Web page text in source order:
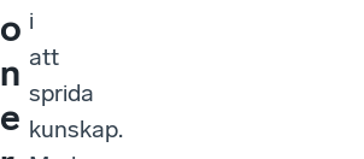
o
n
e
i
att
sprida
kunskap.